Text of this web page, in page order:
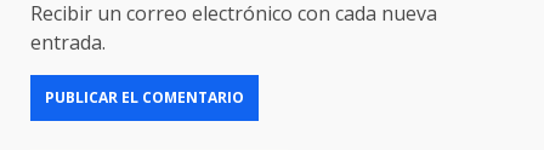
Recibir un correo electrónico con cada nueva
entrada.